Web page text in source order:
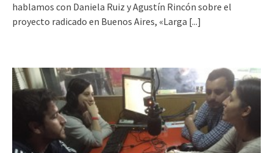
hablamos con Daniela Ruiz y Agustín Rincón sobre el
proyecto radicado en Buenos Aires, «Larga [...]